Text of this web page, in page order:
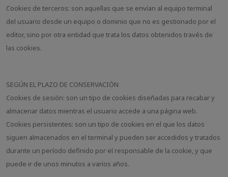
Cookies de terceros: son aquellas que se envían al equipo terminal
del usuario desde un equipo o dominio que no es gestionado por el
editor, sino por otra entidad que trata los datos obtenidos través de
las cookies.
SEGÚN EL PLAZO DE CONSERVACIÓN
Cookies de sesión: son un tipo de cookies diseñadas para recabar y
almacenar datos mientras el usuario accede a una página web.
Cookies persistentes: son un tipo de cookies en el que los datos
siguen almacenados en el terminal y pueden ser accedidos y tratados
durante un período definido por el responsable de la cookie, y que
puede ir de unos minutos a varios años.